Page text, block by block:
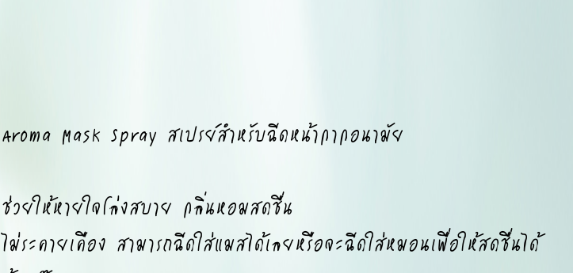
Aroma Mask Spray สเปรย์สำหรับฉีดหน้ากากอนามัย
ช่วยให้หายใจโล่งสบาย กลิ่นหอมสดชื่น
ไม่ระคายเคือง สามารถฉีดใส่แมสได้เลยหรือจะฉีดใส่หมอนเพื่อให้สดชื่นได้